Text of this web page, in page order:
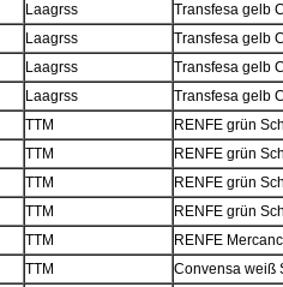
Laagrss Transfesa gelb
Laagrss Transfesa gelb
Laagrss Transfesa gelb
Laagrss Transfesa gelb
TTM RENFE grün
TTM RENFE grün
TTM RENFE grün
TTM RENFE grün
TTM RENFE
TTM Convensa weiß